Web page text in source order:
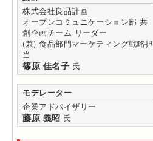
株式会社良品計画
オープンコミュニケーション部 共
創企画チーム リーダー
(兼) 食品部門マーケティング戦略担
当
篠原 佳名子 氏
モデレーター
企業アドバイザリー
藤原 義昭 氏